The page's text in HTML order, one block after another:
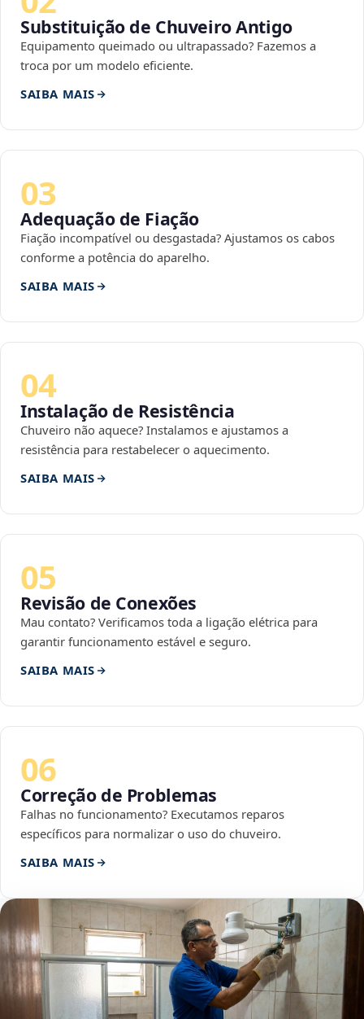
Substituição de Chuveiro Antigo
Equipamento queimado ou ultrapassado? Fazemos a
troca por um modelo eficiente.
SAIBA MAIS
03
Adequação de Fiação
Fiação incompatível ou desgastada? Ajustamos os cabos
conforme a potência do aparelho.
SAIBA MAIS
04
Instalação de Resistência
Chuveiro não aquece? Instalamos e ajustamos a
resistência para restabelecer o aquecimento.
SAIBA MAIS
05
Revisão de Conexões
Mau contato? Verificamos toda a ligação elétrica para
garantir funcionamento estável e seguro.
SAIBA MAIS
06
Correção de Problemas
Falhas no funcionamento? Executamos reparos
específicos para normalizar o uso do chuveiro.
SAIBA MAIS